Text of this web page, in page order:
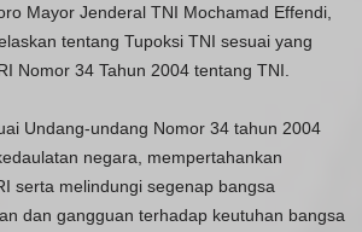
Mayor Jenderal TNI Mochamad Effendi,
tentang Tupoksi TNI sesuai yang
Nomor 34 Tahun 2004 tentang TNI.
Undang-undang Nomor 34 tahun 2004
negara, mempertahankan
serta melindungi segenap bangsa
dan gangguan terhadap keutuhan bangsa